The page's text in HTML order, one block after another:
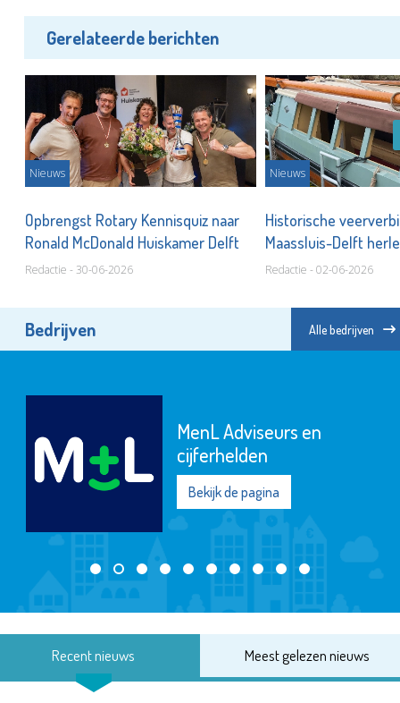
Gerelateerde berichten
Nieuws
Opbrengst Rotary Kennisquiz naar
Ronald McDonald Huiskamer Delft
Redactie - 30-06-2026
Nieuws
Historische
Maassluis-Delft
Redactie - 02-06-2026
Bedrijven Alle bedrijven
MenL Adviseurs en
cijferhelden
Bekijk de pagina
Recent nieuws Meest gelezen nieuws